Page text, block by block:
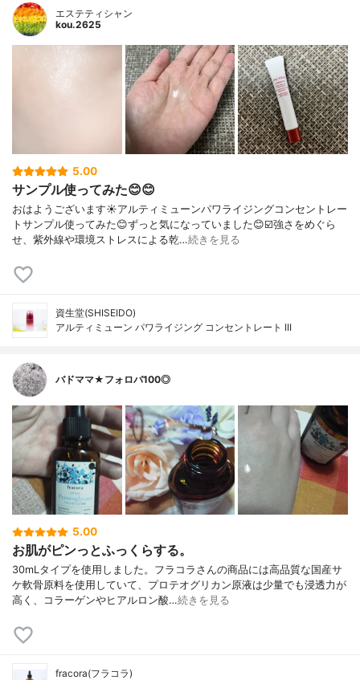
エステティシャン
kou.2625
5.00
サンプル使ってみた😊😊
おはようございます☀アルティミューンパワライジングコンセントレー
トサンプル使ってみた😊ずっと気になっていました😊☑️強さをめぐら
せ、紫外線や環境ストレスによる乾…続きを見る
資生堂(SHISEIDO)
アルティミューン パワライジング コンセントレート III
バドママ★フォロバ100◎
5.00
お肌がピンっとふっくらする。
30mLタイプを使用しました。フラコラさんの商品には高品質な国産サ
ケ軟骨原料を使用していて、プロテオグリカン原液は少量でも浸透力が
高く、コラーゲンやヒアルロン酸…続きを見る
fracora(フラコラ)